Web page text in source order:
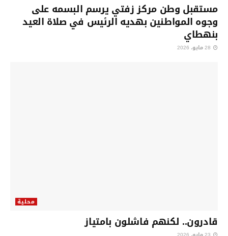
مستقبل وطن مركز زفتي يرسم البسمه على
وجوه المواطنين بهديه الرئيس في صلاة العيد
بنهطاي
محلية
قادرون.. لكنهم فاشلون بامتياز